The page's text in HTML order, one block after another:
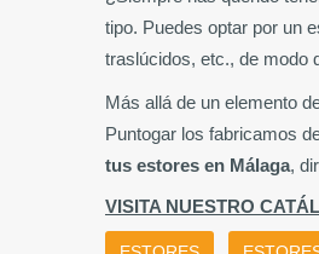
tipo. Puedes optar por un
traslúcidos, etc., de modo
Más allá de un elemento
Puntogar los fabricamos
tus estores en Málaga,
VISITA NUESTRO